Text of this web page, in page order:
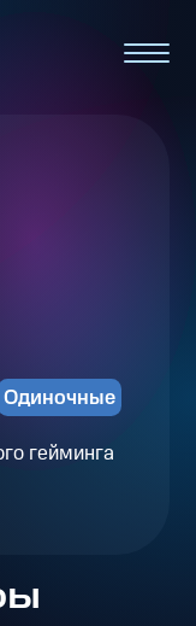
Одиночные
гейминга